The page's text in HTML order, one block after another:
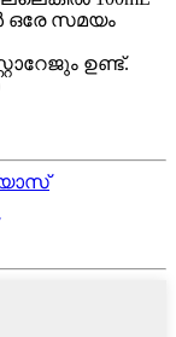
സമയം
ഉണ്ട്.